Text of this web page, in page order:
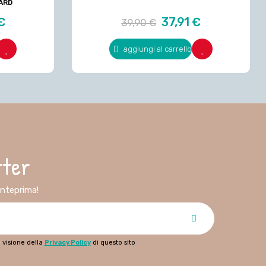
Prezzo
regolare
39,90 € Prezzo
37,91 €
aggiungi al carrello
visione della Privacy Policydi questo sito